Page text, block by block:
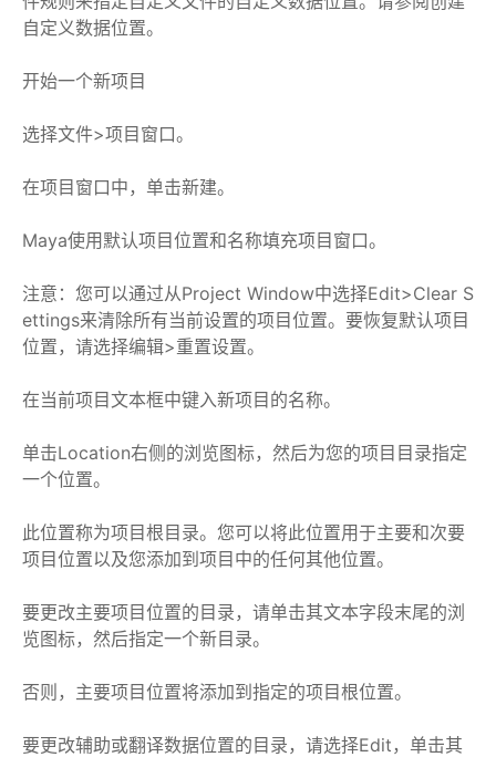
自定义数据位置。
开始一个新项目
选择文件>项目窗口。
在项目窗口中，单击新建。
Maya使用默认项目位置和名称填充项目窗口。
注意：您可以通过从Project Window中选择Edit>Clear S
ettings来清除所有当前设置的项目位置。要恢复默认项目
位置，请选择编辑>重置设置。
在当前项目文本框中键入新项目的名称。
单击Location右侧的浏览图标，然后为您的项目目录指定
一个位置。
此位置称为项目根目录。您可以将此位置用于主要和次要
项目位置以及您添加到项目中的任何其他位置。
要更改主要项目位置的目录，请单击其文本字段末尾的浏
览图标，然后指定一个新目录。
否则，主要项目位置将添加到指定的项目根位置。
要更改辅助或翻译数据位置的目录，请选择Edit，单击其